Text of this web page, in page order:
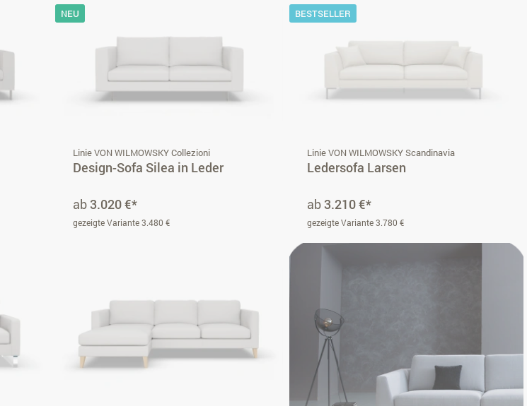
NEU
Linie VON WILMOWSKY Collezioni
Design-Sofa Silea in Leder
ab 3.020 €*
gezeigte Variante 3.480 €
BESTSELLER
Linie VON WILMOWSKY Scandinavia
Ledersofa Larsen
ab 3.210 €*
gezeigte Variante 3.780 €